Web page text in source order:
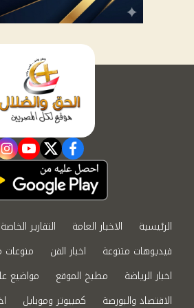
facebook
twitter
الرئيسية الاخبار العامة التقارير الخاصة
فيديوهات متنوعة
اخبار الفن
اخبار الرياضة
مطبخ الموقع
مواضيع
الاقتصاد والبورصة
كمبيوتر وموبايل